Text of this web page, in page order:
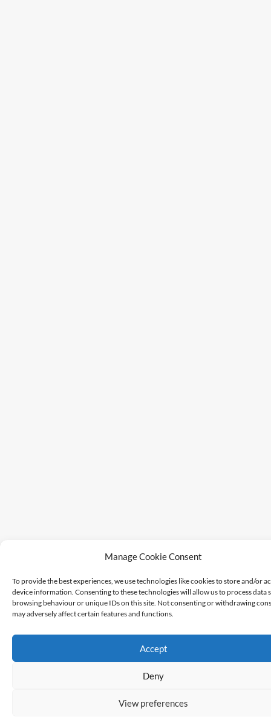
Manage Cookie Consent
To provide the best experiences, we use technologies like cookies to store and/or
device information. Consenting to these technologies will allow us to process data
browsing behaviour or unique IDs on this site. Not consenting or withdrawing
may adversely affect certain features and functions.
Accept
Deny
View preferences